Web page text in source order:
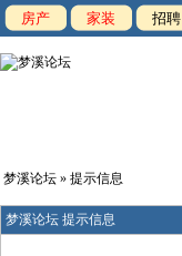
房产 家装 招聘
梦溪论坛 » 提示信息
梦溪论坛 提示信息